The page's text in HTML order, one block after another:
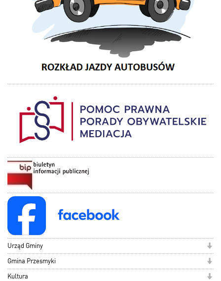
Urząd Gminy
Gmina Przesmyki
Kultura